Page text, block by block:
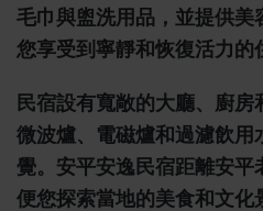
毛巾與盥洗用品，並提供美
您享受到寧靜和恢復活力的
民宿設有寬敞的大廳、廚房
微波爐、電磁爐和過濾飲用
覺。安平安逸民宿距離安
便您探索當地的美食和文化